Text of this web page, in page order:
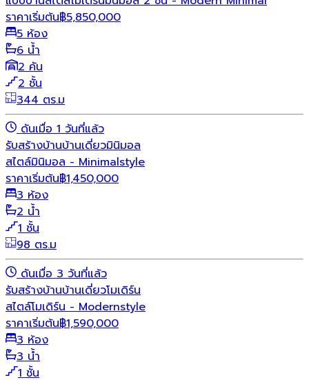
ราคาเริ่มต้น฿5,850,000
5 ห้อง
6 น้ำ
2 คัน
2 ชั้น
344 ตร.ม
ดันเมื่อ 1 วันที่แล้ว
รับสร้างบ้านบ้านเดี่ยวมินิมอล
สไตล์มินิมอล - Minimalstyle
ราคาเริ่มต้น฿1,450,000
3 ห้อง
2 น้ำ
1 ชั้น
98 ตร.ม
ดันเมื่อ 3 วันที่แล้ว
รับสร้างบ้านบ้านเดี่ยวโมเดิร์น
สไตล์โมเดิร์น - Modernstyle
ราคาเริ่มต้น฿1,590,000
3 ห้อง
3 น้ำ
1 ชั้น